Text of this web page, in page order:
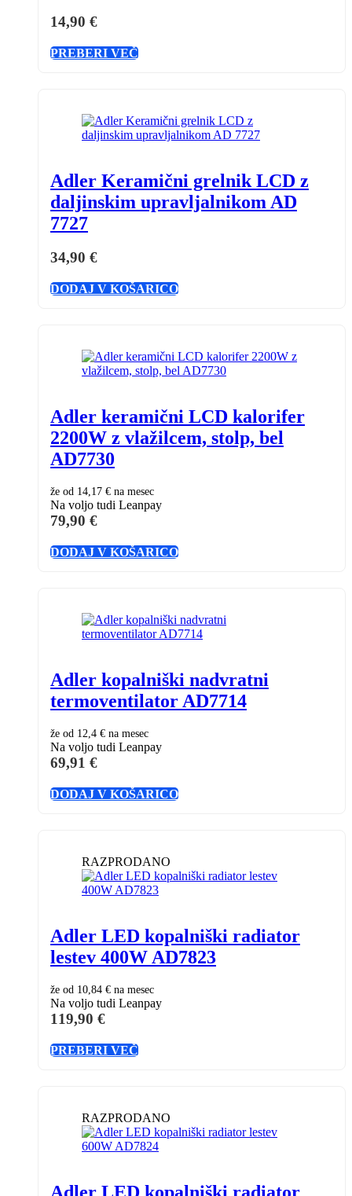
14,90 €
PREBERI VEČ
Adler Keramični grelnik LCD z
daljinskim upravljalnikom AD
7727
34,90 €
DODAJ V KOŠARICO
Adler keramični LCD kalorifer
2200W z vlažilcem, stolp, bel
AD7730
že od 14,17 € na mesec
Na voljo tudi Leanpay
79,90 €
DODAJ V KOŠARICO
Adler kopalniški nadvratni
termoventilator AD7714
že od 12,4 € na mesec
Na voljo tudi Leanpay
69,91 €
DODAJ V KOŠARICO
RAZPRODANO
Adler LED kopalniški radiator
lestev 400W AD7823
že od 10,84 € na mesec
Na voljo tudi Leanpay
119,90 €
PREBERI VEČ
RAZPRODANO
Adler LED kopalniški radiator